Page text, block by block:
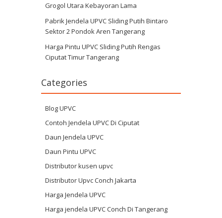
Grogol Utara Kebayoran Lama
Pabrik Jendela UPVC Sliding Putih Bintaro
Sektor 2 Pondok Aren Tangerang
Harga Pintu UPVC Sliding Putih Rengas
Ciputat Timur Tangerang
Categories
Blog UPVC
Contoh Jendela UPVC Di Ciputat
Daun Jendela UPVC
Daun Pintu UPVC
Distributor kusen upvc
Distributor Upvc Conch Jakarta
Harga Jendela UPVC
Harga jendela UPVC Conch Di Tangerang